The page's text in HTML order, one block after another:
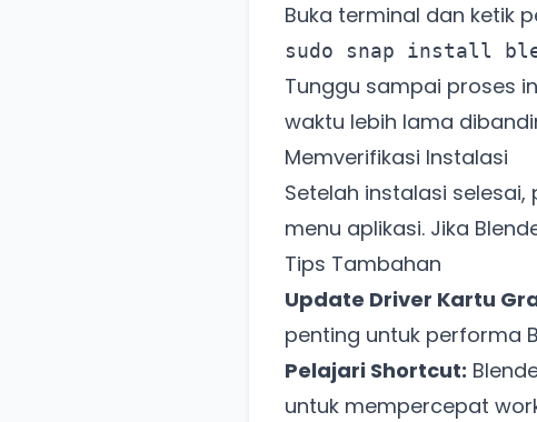
Buka terminal dan ketik
sudo snap install
Tunggu sampai proses
waktu lebih lama
Memverifikasi Instalasi
Setelah instalasi
menu aplikasi. Jika
Tips Tambahan
Update Driver Kartu
penting untuk performa
Pelajari Shortcut:
untuk mempercepat